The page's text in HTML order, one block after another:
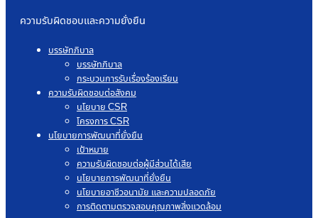
ความรับผิดชอบและความยั่งยืน
บรรษัทภิบาล
บรรษัทภิบาล
กระบวนการรับเรื่องร้องเรียน
ความรับผิดชอบต่อสังคม
นโยบาย CSR
โครงการ CSR
นโยบายการพัฒนาที่ยั่งยืน
เป้าหมาย
ความรับผิดชอบต่อผู้มีส่วนได้เสีย
นโยบายการพัฒนาที่ยั่งยืน
นโยบายอาชีวอนามัย และความปลอดภัย
การติดตามตรวจสอบคุณภาพสิ่งแวดล้อม